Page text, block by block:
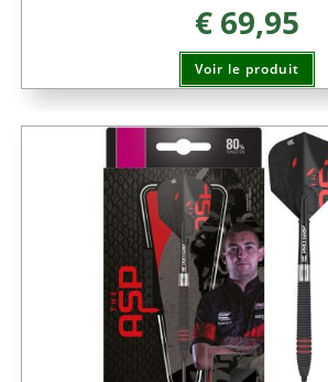
€69,95
Voir le produit